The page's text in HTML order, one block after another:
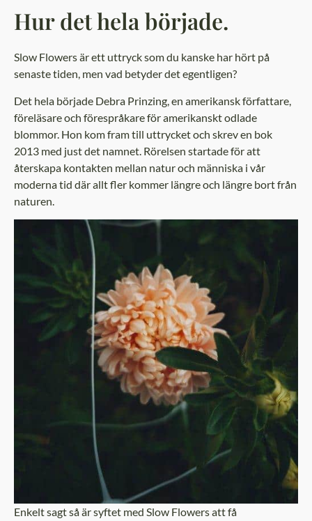
Hur det hela började.
Slow Flowers är ett uttryck som du kanske har hört på
senaste tiden, men vad betyder det egentligen?
Det hela började Debra Prinzing, en amerikansk författare,
föreläsare och förespråkare för amerikanskt odlade
blommor. Hon kom fram till uttrycket och skrev en bok
2013 med just det namnet. Rörelsen startade för att
återskapa kontakten mellan natur och människa i vår
moderna tid där allt fler kommer längre och längre bort från
naturen.
Enkelt sagt så är syftet med Slow Flowers att få